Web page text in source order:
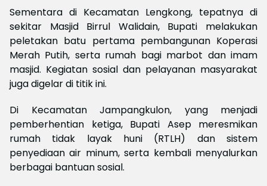
Sementara di Kecamatan Lengkong, tepatnya di
sekitar Masjid Birrul Walidain, Bupati melakukan
peletakan batu pertama pembangunan Koperasi
Merah Putih, serta rumah bagi marbot dan imam
masjid. Kegiatan sosial dan pelayanan masyarakat
juga digelar di titik ini.
Di Kecamatan Jampangkulon, yang menjadi
pemberhentian ketiga, Bupati Asep meresmikan
rumah tidak layak huni (RTLH) dan sistem
penyediaan air minum, serta kembali menyalurkan
berbagai bantuan sosial.